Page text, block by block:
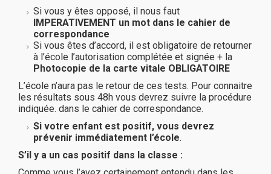
Si vous y êtes opposé, il nous faut
IMPERATIVEMENT un mot dans le cahier de
correspondance
Si vous êtes d’accord, il est obligatoire de retourner
à l’école l’autorisation complétée et signée + la
Photocopie de la carte vitale OBLIGATOIRE
L’école n’aura pas le retour de ces tests. Pour connaitre
les résultats sous 48h vous devrez suivre la procédure
indiquée. dans le cahier de correspondance.
Si votre enfant est positif, vous devrez
prévenir immédiatement l’école.
S’il y a un cas positif dans la classe :